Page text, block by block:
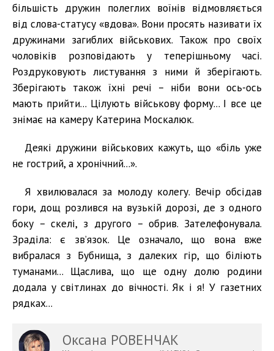
більшість дружин полеглих воїнів відмовляється
від слова-статусу «вдова». Вони просять називати їх
дружинами загиблих військових. Також про своїх
чоловіків розповідають у теперішньому часі.
Роздруковують листування з ними й зберігають.
Зберігають також їхні речі – ніби вони ось-ось
мають прийти... Цілують військову форму... І все це
знімає на камеру Катерина Москалюк.
Деякі дружини військових кажуть, що «біль уже
не гострий, а хронічний...».
Я хвилювалася за молоду колегу. Вечір обсідав
гори, дощ розлився на вузькій дорозі, де з одного
боку – скелі, з другого – обрив. Зателефонувала.
Зраділа: є зв’язок. Це означало, що вона вже
вибралася з Бубнища, з далеких гір, що біліють
туманами... Щаслива, що ще одну долю родини
додала у світлинах до вічності. Як і я! У газетних
рядках...
Оксана РОВЕНЧАК